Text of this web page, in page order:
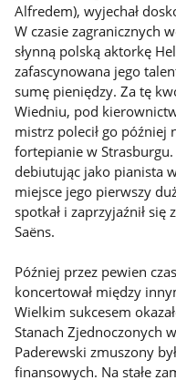
Alfredem), wyjechał
W czasie zagranicznych
słynną polską aktorkę
zafascynowana jego
sumę pieniędzy. Za tę
Wiedniu, pod
mistrz polecił go później
fortepianie w Strasburgu.
debiutując jako pianista
miejsce jego pierwszy
spotkał i zaprzyjaźnił
Saëns.
Później przez pewien
koncertował między
Wielkim sukcesem
Stanach Zjednoczonych
Paderewski zmuszony
finansowych. Na stałe